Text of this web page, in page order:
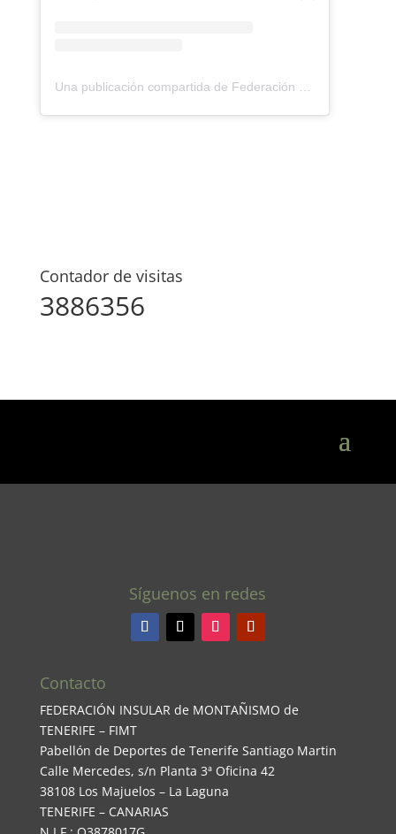
Una publicación compartida de Federación Montañismo Tenerife (@federacion_montanismo_tenerife)
Contador de visitas
3886356
Síguenos en redes
Contacto
FEDERACIÓN INSULAR de MONTAÑISMO de
TENERIFE – FIMT
Pabellón de Deportes de Tenerife Santiago Martin
Calle Mercedes, s/n Planta 3ª Oficina 42
38108 Los Majuelos – La Laguna
TENERIFE – CANARIAS